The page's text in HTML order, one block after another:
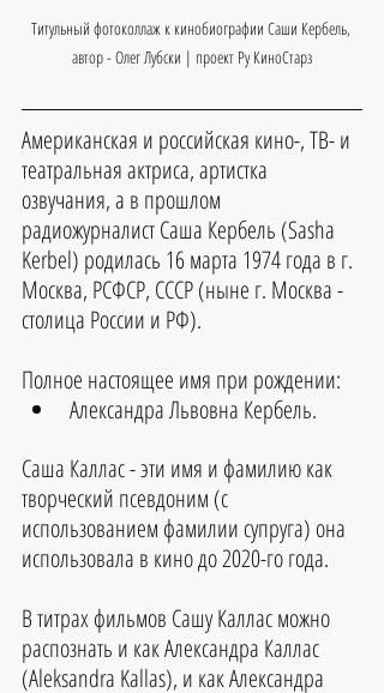
Титульный фотоколлаж к кинобиографии Саши Кербель,
автор - Олег Лубски | проект Ру КиноСтарз
Американская и российская кино-, ТВ- и
театральная актриса, артистка
озвучания, а в прошлом
радиожурналист Саша Кербель (Sasha
Kerbel) родилась 16 марта 1974 года в г.
Москва, РСФСР, СССР (ныне г. Москва -
столица России и РФ).
Полное настоящее имя при рождении:
Александра Львовна Кербель.
Саша Каллас - эти имя и фамилию как
творческий псевдоним (с
использованием фамилии супруга) она
использовала в кино до 2020-го года.
В титрах фильмов Сашу Каллас можно
распознать и как Александра Каллас
(Aleksandra Kallas), и как Александра